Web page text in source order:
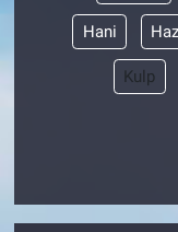
Hani
Kulp